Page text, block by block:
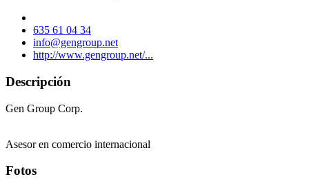
635 61 04 34
info@gengroup.net
http://www.gengroup.net/...
Descripción
Gen Group Corp.
Asesor en comercio internacional
Fotos